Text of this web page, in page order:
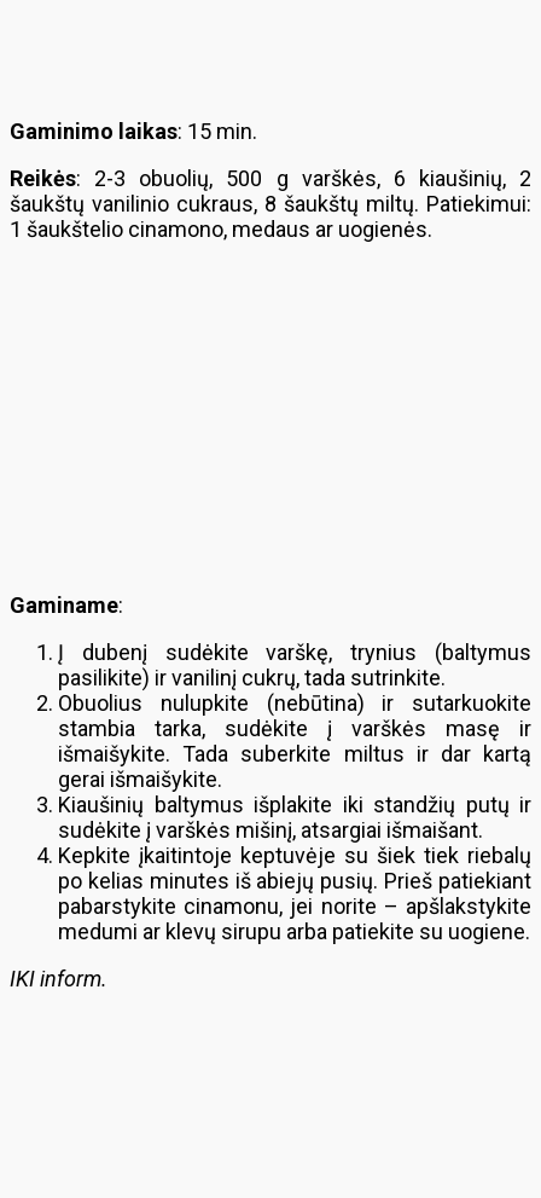
Gaminimo laikas: 15 min.
Reikės: 2-3 obuolių, 500 g varškės, 6 kiaušinių, 2
šaukštų vanilinio cukraus, 8 šaukštų miltų. Patiekimui:
1 šaukštelio cinamono, medaus ar uogienės.
Gaminame:
Į dubenį sudėkite varškę, trynius (baltymus
pasilikite) ir vanilinį cukrų, tada sutrinkite.
Obuolius nulupkite (nebūtina) ir sutarkuokite
stambia tarka, sudėkite į varškės masę ir
išmaišykite. Tada suberkite miltus ir dar kartą
gerai išmaišykite.
Kiaušinių baltymus išplakite iki standžių putų ir
sudėkite į varškės mišinį, atsargiai išmaišant.
Kepkite įkaitintoje keptuvėje su šiek tiek riebalų
po kelias minutes iš abiejų pusių. Prieš patiekiant
pabarstykite cinamonu, jei norite – apšlakstykite
medumi ar klevų sirupu arba patiekite su uogiene.
IKI inform.